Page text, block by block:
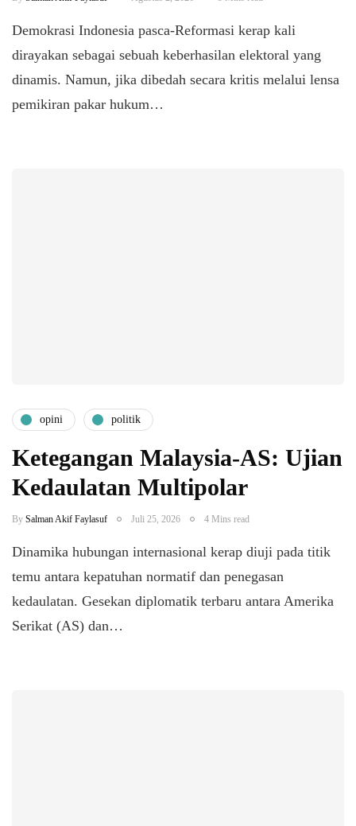
Demokrasi Indonesia pasca-Reformasi kerap kali
dirayakan sebagai sebuah keberhasilan elektoral yang
dinamis. Namun, jika dibedah secara kritis melalui lensa
pemikiran pakar hukum…
opini politik
Ketegangan Malaysia-AS: Ujian
Kedaulatan Multipolar
By Salman Akif Faylasuf Juli 25, 2026 4 Mins read
Dinamika hubungan internasional kerap diuji pada titik
temu antara kepatuhan normatif dan penegasan
kedaulatan. Gesekan diplomatik terbaru antara Amerika
Serikat (AS) dan…